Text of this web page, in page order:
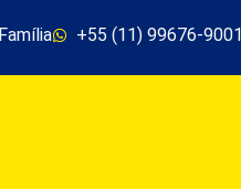
+55 (11) 99676-9001